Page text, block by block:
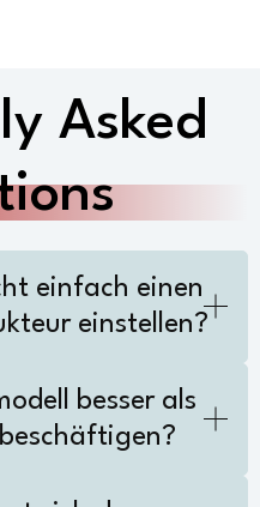
Asked
einfach einen
einstellen?
besser als